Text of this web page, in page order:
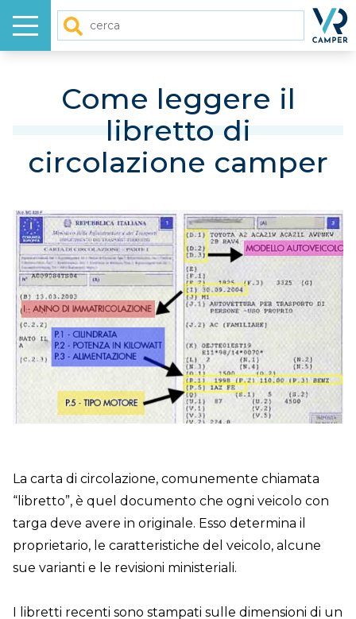
Menu
USATO
GALLERY
VIDEO
ARTICOLI
DOVE SIAMO
CONTATTI
Come leggere il
libretto di
circolazione camper
La carta di circolazione, comunemente chiamata
“libretto”, è quel documento che ogni veicolo con
targa deve avere in originale. Esso determina il
proprietario, le caratteristiche del veicolo, alcune
sue varianti e le revisioni ministeriali.
I libretti recenti sono stampati sulle dimensioni di un